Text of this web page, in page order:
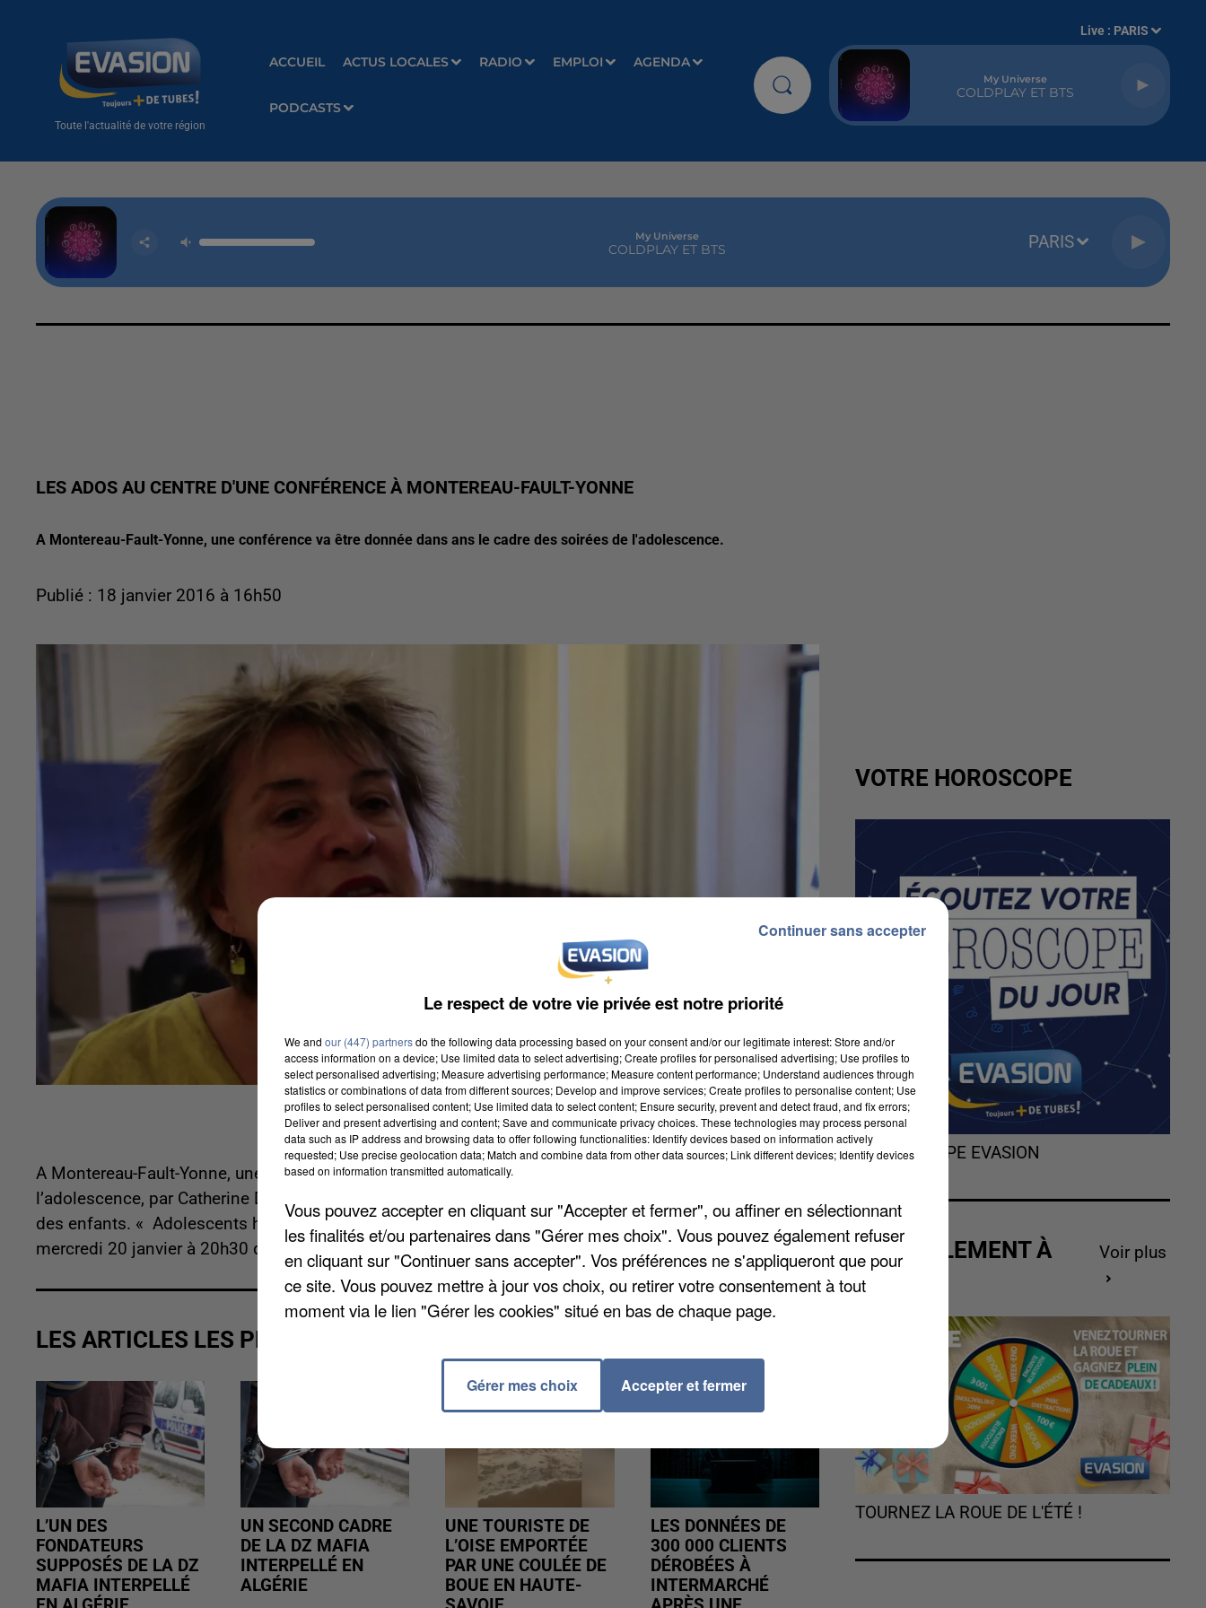
Toute l'actualité de votre région
ACCUEIL ACTUS LOCALES RADIO EMPLOI AGENDA
PODCASTS
Live : PARIS
My Universe
COLDPLAY ET BTS
My Universe
COLDPLAY ET BTS PARIS
LES ADOS AU CENTRE D'UNE CONFÉRENCE À MONTEREAU-FAULT-YONNE
A Montereau-Fault-Yonne, une conférence va être donnée dans ans le cadre des soirées de l'adolescence.
Publié : 18 janvier 2016 à 16h50
A Montereau-Fault-Yonne, une conférence va être donnée dans ans le cadre des soirées de
l’adolescence, par Catherine Dolto, médecin pédiatre, écrivain spécialisée dans les livres sur la santé
des enfants. « Adolescents hier, aujourd'hui et demain », c'est le titre l'événement qui se déroulera
mercredi 20 janvier à 20h30 dans la salle François Mitterand. Entrée libre, ouvert à tous.
LES ARTICLES LES PLUS VUS
L’UN DES
FONDATEURS
SUPPOSÉS DE LA DZ
MAFIA INTERPELLÉ
UN SECOND CADRE
DE LA DZ MAFIA
INTERPELLÉ EN
ALGÉRIE
UNE TOURISTE DE
L’OISE EMPORTÉE
PAR UNE COULÉE DE
BOUE EN HAUTE-
LES DONNÉES DE
300 000 CLIENTS
DÉROBÉES À
INTERMARCHÉ
VOTRE HOROSCOPE
L'HOROSCOPE EVASION
ACTUELLEMENT À
GAGNER
Voir plus
TOURNEZ LA ROUE DE L'ÉTÉ !
Le respect de votre vie privée est notre priorité
We and our (447) partnersdo the following data processing based on your consent and/or our legitimate interest: Store and/or
access information on a device; Use limited data to select advertising; Create profiles for personalised advertising; Use profiles to
select personalised advertising; Measure advertising performance; Measure content performance; Understand audiences through
statistics or combinations of data from different sources; Develop and improve services; Create profiles to personalise content; Use
profiles to select personalised content; Use limited data to select content; Ensure security, prevent and detect fraud, and fix errors;
Deliver and present advertising and content; Save and communicate privacy choices. These technologies may process personal
data such as IP address and browsing data to offer following functionalities: Identify devices based on information actively
requested; Use precise geolocation data; Match and combine data from other data sources; Link different devices; Identify devices
based on information transmitted automatically.
Vous pouvez accepter en cliquant sur "Accepter et fermer", ou affiner en sélectionnant
les finalités et/ou partenaires dans "Gérer mes choix". Vous pouvez également refuser
en cliquant sur "Continuer sans accepter". Vos préférences ne s'appliqueront que pour
ce site. Vous pouvez mettre à jour vos choix, ou retirer votre consentement à tout
moment via le lien "Gérer les cookies" situé en bas de chaque page.
Gérer mes choix Accepter et fermer
Continuer sans accepter